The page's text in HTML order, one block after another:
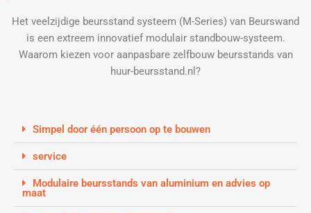
Het veelzijdige beursstand systeem (M-Series) van Beurswand
is een extreem innovatief modulair standbouw-systeem.
Waarom kiezen voor aanpasbare zelfbouw beursstands van
huur-beursstand.nl?
Simpel door één persoon op te bouwen
service
Modulaire beursstands van aluminium en advies op
maat